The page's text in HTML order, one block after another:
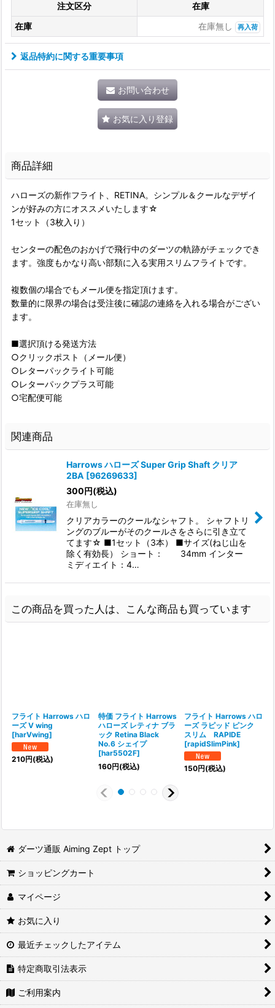
注文区分
在庫
在庫
在庫無し 再入荷
返品特約に関する重要事項
お問い合わせ
お気に入り登録
商品詳細
ハローズの新作フライト、RETINA。シンプル＆クールなデザイ
ンが好みの方にオススメいたします☆
1セット（3枚入り）
センターの配色のおかげで飛行中のダーツの軌跡がチェックでき
ます。強度もかなり高い部類に入る実用スリムフライトです。
複数個の場合でもメール便を指定頂けます。
数量的に限界の場合は受注後に確認の連絡を入れる場合がござい
ます。
■選択頂ける発送方法
○クリックポスト（メール便）
○レターパックライト可能
○レターパックプラス可能
○宅配便可能
関連商品
Harrows ハローズ Super Grip Shaft クリア
2BA [96269633]
300 円(税込)
在庫無し
クリアカラーのクールなシャフト。 シャフトリ
ングのブルーがそのクールさをさらに引き立て
てます☆ ■1セット（3本） ■サイズ(ねじ山を
除く有効長） ショート： 34mm インター
ミディエイト：4…
この商品を買った人は、こんな商品も買っています
フライト Harrows ハロ
ーズ V wing
[harVwing]
210円(税込)
特価 フライト Harrows
ハローズ レティナ ブラ
ック Retina Black
No.6 シェイプ
[har5502F]
160円(税込)
フライト Harrows ハロ
ーズ ラピッド ピンク
スリム RAPIDE
[rapidSlimPink]
150円(税込)
ダーツ通販 Aiming Zept トップ
ショッピングカート
マイページ
お気に入り
最近チェックしたアイテム
特定商取引法表示
ご利用案内